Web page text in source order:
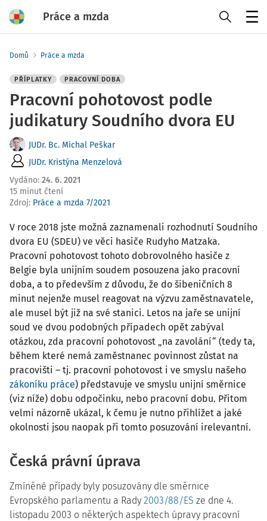
Práce a mzda
Domů Práce a mzda
PŘÍPLATKY PRACOVNÍ DOBA
Pracovní pohotovost podle
judikatury Soudního dvora EU
JUDr. Bc. Michal Peškar
JUDr. Kristýna Menzelová
Vydáno: 24. 6. 2021
15 minut čtení
Zdroj: Práce a mzda 7/2021
V roce 2018 jste možná zaznamenali rozhodnutí Soudního
dvora EU (SDEU) ve věci hasiče Rudyho Matzaka.
Pracovní pohotovost tohoto dobrovolného hasiče z
Belgie byla unijním soudem posouzena jako pracovní
doba, a to především z důvodu, že do šibeničních 8
minut nejenže musel reagovat na výzvu zaměstnavatele,
ale musel být již na své stanici. Letos na jaře se unijní
soud ve dvou podobných případech opět zabýval
otázkou, zda pracovní pohotovost „na zavolání“ (tedy ta,
během které nemá zaměstnanec povinnost zůstat na
pracovišti – tj. pracovní pohotovost i ve smyslu našeho
zákoníku práce) představuje ve smyslu unijní směrnice
(viz níže) dobu odpočinku, nebo pracovní dobu. Přitom
velmi názorně ukázal, k čemu je nutno přihlížet a jaké
okolnosti jsou naopak při tomto posuzování irelevantní.
Česká právní úprava
Zmíněné případy byly posuzovány dle směrnice
Evropského parlamentu a Rady 2003/88/ES ze dne 4.
listopadu 2003 o některých aspektech úpravy pracovní